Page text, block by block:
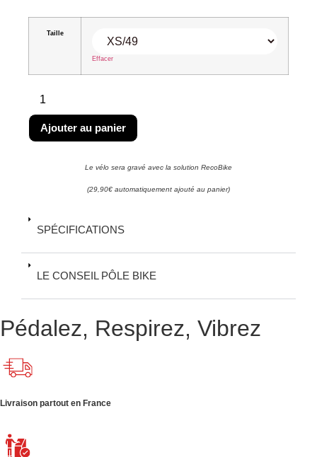
Taille
Effacer
Ajouter au panier
Le vélo sera gravé avec la solution RecoBike
(29,90€ automatiquement ajouté au panier)
SPÉCIFICATIONS
LE CONSEIL PÔLE BIKE
Pédalez, Respirez, Vibrez
Livraison partout en France